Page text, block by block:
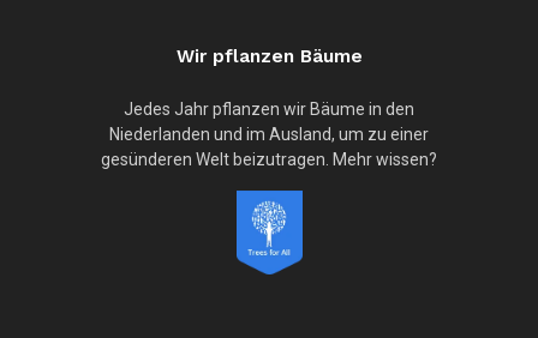
Wir pflanzen Bäume
Jedes Jahr pflanzen wir Bäume in den
Niederlanden und im Ausland, um zu einer
gesünderen Welt beizutragen. Mehr wissen?